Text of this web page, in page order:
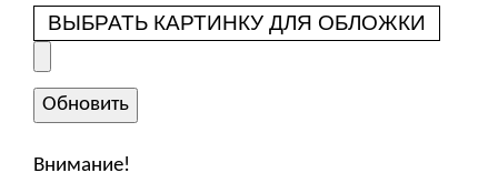
ВЫБРАТЬ КАРТИНКУ ДЛЯ ОБЛОЖКИ
Внимание!